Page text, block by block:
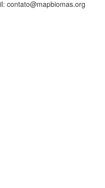
contato@mapbiomas.org